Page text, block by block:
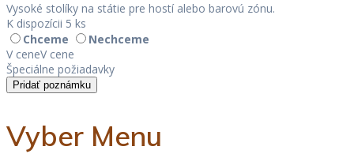
Vysoké stolíky na státie pre hostí alebo barovú zónu.
K dispozícii 5 ks
Chceme
Nechceme
V ceneV cene
Špeciálne požiadavky
Pridať poznámku
Vyber Menu